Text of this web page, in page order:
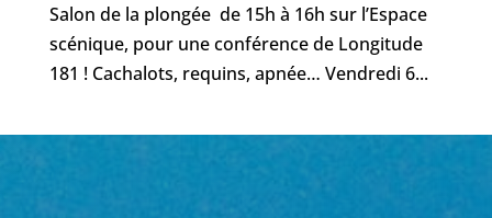
Salon de la plongée de 15h à 16h sur l’Espace
scénique, pour une conférence de Longitude
181 ! Cachalots, requins, apnée… Vendredi 6...